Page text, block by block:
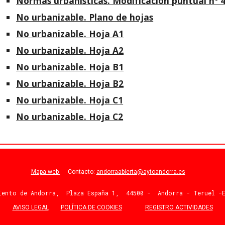
No urbanizable. Plano de hojas
No urbanizable. Hoja A1
No urbanizable. Hoja A2
No urbanizable. Hoja B1
No urbanizable. Hoja B2
No urbanizable. Hoja C1
No urbanizable. Hoja C2
Mapa web Contacto: andorraabierta@aytoandorra.es
de Andorra, Plaza España 1, 44500 - Andorra - Teruel -
AVISO LEGAL POLÍTICA DE COOKIES REGISTRO ACTIVIDADES